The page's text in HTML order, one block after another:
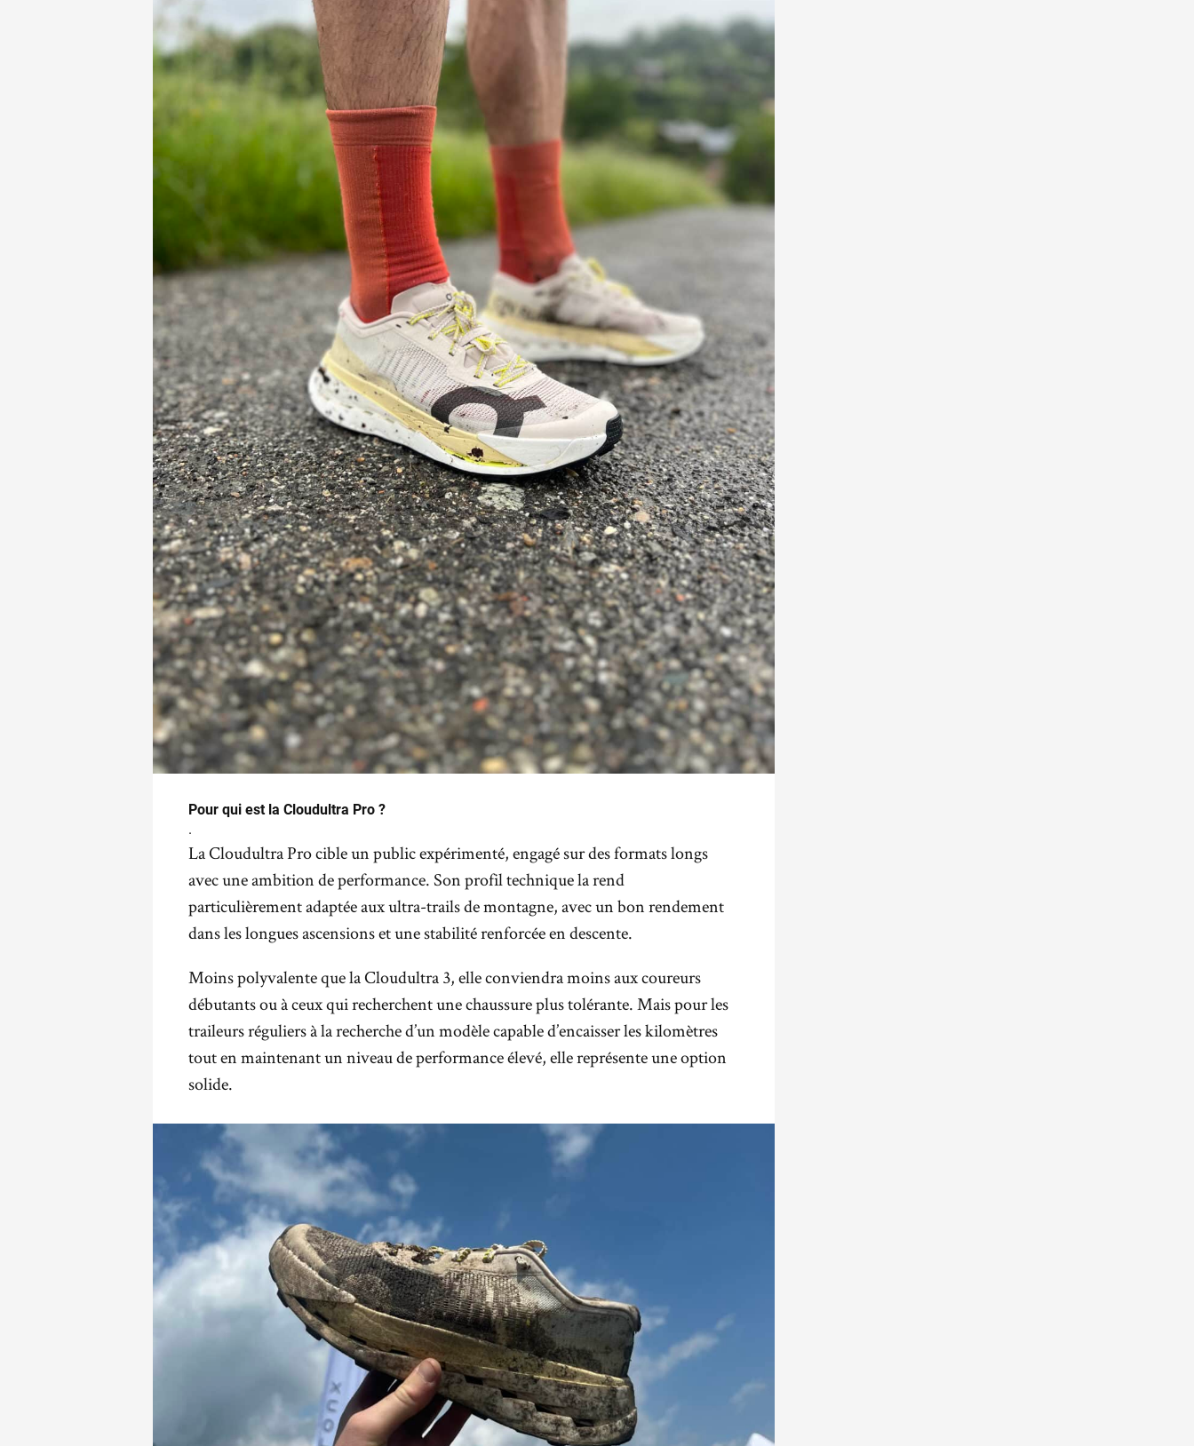
Pour qui est la Cloudultra Pro ?
.
La Cloudultra Pro cible un public expérimenté, engagé sur des formats longs
avec une ambition de performance. Son profil technique la rend
particulièrement adaptée aux ultra-trails de montagne, avec un bon rendement
dans les longues ascensions et une stabilité renforcée en descente.
Moins polyvalente que la Cloudultra 3, elle conviendra moins aux coureurs
débutants ou à ceux qui recherchent une chaussure plus tolérante. Mais pour les
traileurs réguliers à la recherche d’un modèle capable d’encaisser les kilomètres
tout en maintenant un niveau de performance élevé, elle représente une option
solide.